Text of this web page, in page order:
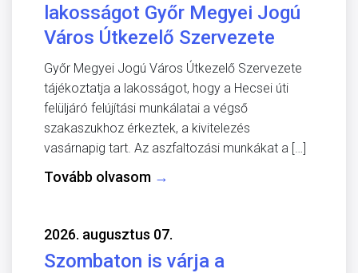
lakosságot Győr Megyei Jogú
Város Útkezelő Szervezete
Győr Megyei Jogú Város Útkezelő Szervezete
tájékoztatja a lakosságot, hogy a Hecsei úti
felüljáró felújítási munkálatai a végső
szakaszukhoz érkeztek, a kivitelezés
vasárnapig tart. Az aszfaltozási munkákat a […]
Tovább olvasom →
2026. augusztus 07.
Szombaton is várja a